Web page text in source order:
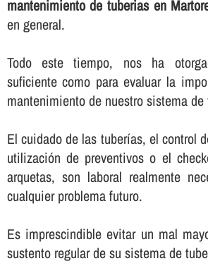
mantenimiento de tuberias en
en general.
Todo este tiempo, nos ha
suficiente como para evaluar la
mantenimiento de nuestro sistema
El cuidado de las tuberí­as, el control
utilización de preventivos o el
arquetas, son laboral realmente
cualquier problema futuro.
Es imprescindible evitar un mal
sustento regular de su sistema de